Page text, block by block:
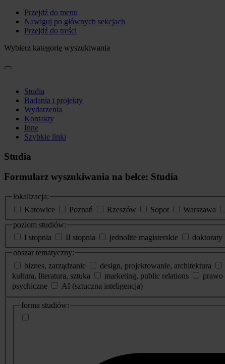
Przejdź do menu
Nawiguj po głównych sekcjach
Przejdź do treści
Wybierz kategorię wyszukiwania
Studia
Badania i projekty
Wydarzenia
Kontakty
Inne
Szybkie linki
Studia
Formularz wyszukiwania na belce: Studia
lokalizacja:
Katowice
Poznań Rzeszów Sopot Warszawa
poziom studiów:
I stopnia
II stopnia jednolite magisterskie doktoraty
obszar tematyczny:
biznes, zarządzanie
design, projektowanie, architektura
kultura, literatura, sztuka
marketing, public relations prawo
psychiczne
AI (sztuczna inteligencja)
dodatkowe
informacje
forma studiów: